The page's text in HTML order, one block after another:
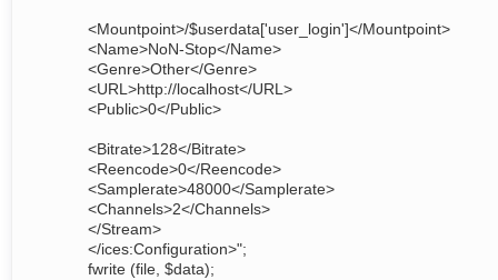
<Mountpoint>/$userdata['user_login']</Mountpoint>
<Name>NoN-Stop</Name>
<Genre>Other</Genre>
<URL>http://localhost</URL>
<Public>0</Public>
<Bitrate>128</Bitrate>
<Reencode>0</Reencode>
<Samplerate>48000</Samplerate>
<Channels>2</Channels>
</Stream>
</ices:Configuration>";
fwrite (file, $data);